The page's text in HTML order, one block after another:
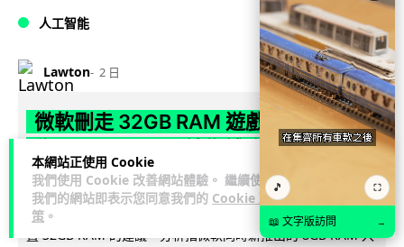
本網站正使用 Cookie
我們使用 Cookie 改善網站體驗。 繼續使用
我們的網站即表示您同意我們的 Cookie 政
策 。
人工智能
Lawton 2 日
微軟刪走 32GB RAM 遊戲建議 分析:
為 8GB Surface 銷售鋪路 連自家
Copilot+ 門檻也未到
Microsoft 被發現靜靜刪除官方網站上，對遊戲玩家要為電腦配
置 32GB RAM 的建議。分析指微軟同時新推出的 8GB RAM 入
🎵 ⛶
📖 文字版訪問 →